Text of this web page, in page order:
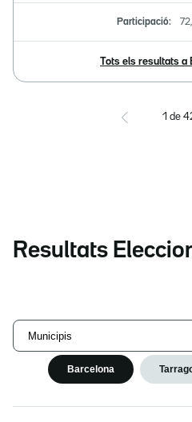
Participació:
Tots els resultats a
1 de
Resultats
Municipis
Barcelona